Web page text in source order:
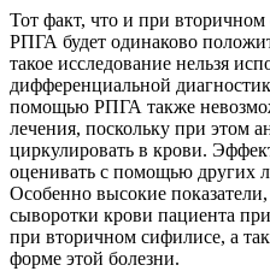
Тот факт, что и при
РПГА будет одинаково
такое исследование нельзя
дифференциальной
помощью РПГА также
лечения, поскольку при этом
циркулировать в крови.
оценивать с помощью других
Особенно высокие
сыворотки крови пациента
при вторичном сифилисе, а
форме этой болезни.